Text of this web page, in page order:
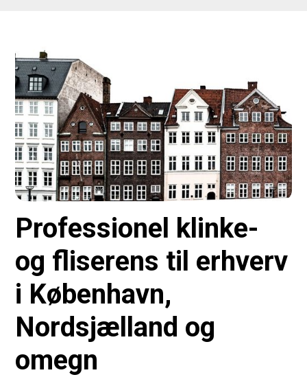
Professionel klinke-
og fliserens til erhverv
i København,
Nordsjælland og
omegn